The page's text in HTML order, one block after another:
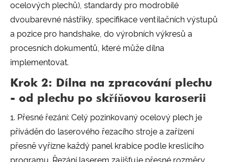
ocelových plechů), standardy pro modrobílé
dvoubarevné nástřiky, specifikace ventilačních výstupů
a pozice pro handshake, do výrobních výkresů a
procesních dokumentů, které může dílna
implementovat.
Krok 2: Dílna na zpracování plechu
- od plechu po skříňovou karoserii
1. Přesné řezání: Celý pozinkovaný ocelový plech je
přiváděn do laserového řezacího stroje a zařízení
přesně vyřízne každý panel krabice podle kreslicího